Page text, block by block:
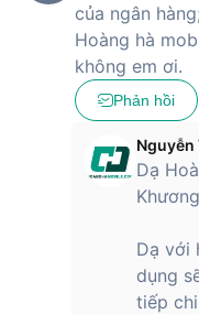
iPhone 13 có
iPhone 13 hiện được
thành lựa chọn nổi
Với mức giá này,
chip A15 Bionic
thống camera chất
cho người dùng muốn
thái Apple và độ bền
lớn. Ở mức giá này,
của ngân
Hoàng hà
không em ơi.
Phản hồi
Nguyễn
Dạ
Dạ với
dụng
tiếp